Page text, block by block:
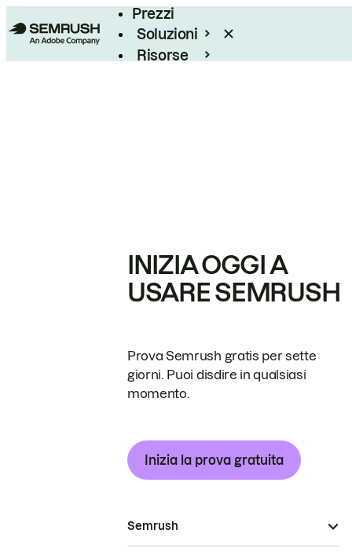
Prezzi
Soluzioni
Risorse
INIZIA OGGI A
USARE SEMRUSH
Prova Semrush gratis per sette
giorni. Puoi disdire in qualsiasi
momento.
Inizia la prova gratuita
Semrush